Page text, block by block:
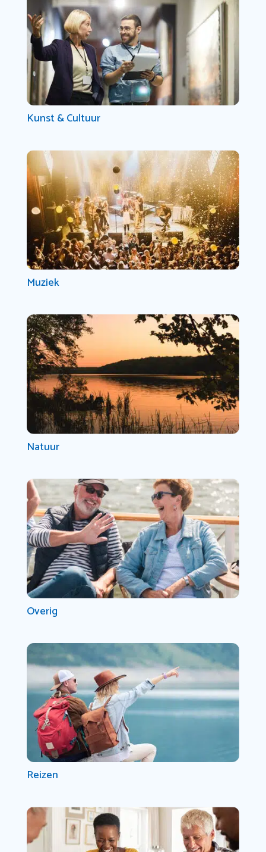
Kunst & Cultuur
Muziek
Natuur
Overig
Reizen